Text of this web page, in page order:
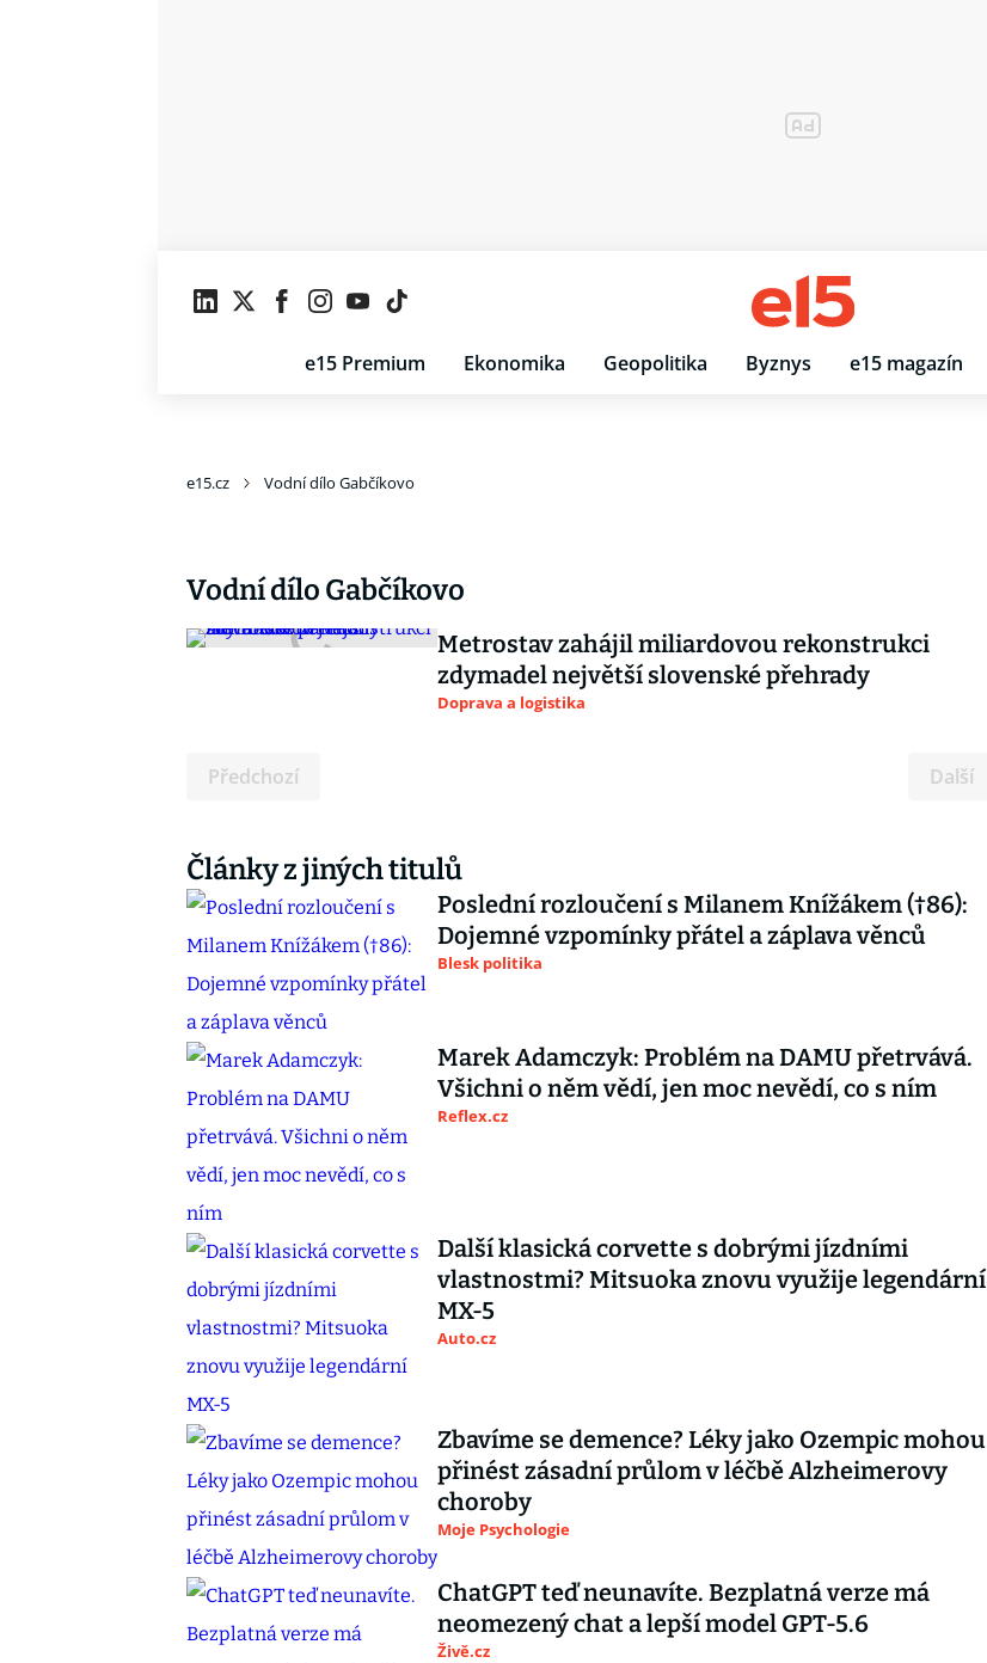
e15 Premium Ekonomika Geopolitika Byznys e15 magazín
e15.cz Vodní dílo Gabčíkovo
Vodní dílo Gabčíkovo
Metrostav zahájil miliardovou rekonstrukci
zdymadel největší slovenské přehrady
Doprava a logistika
Předchozí Další
Články z jiných titulů
Poslední rozloučení s Milanem Knížákem (†86):
Dojemné vzpomínky přátel a záplava věnců
Blesk politika
Marek Adamczyk: Problém na DAMU přetrvává.
Všichni o něm vědí, jen moc nevědí, co s ním
Reflex.cz
Další klasická corvette s dobrými jízdními
vlastnostmi? Mitsuoka znovu využije legendární
MX-5
Auto.cz
Zbavíme se demence? Léky jako Ozempic mohou
přinést zásadní průlom v léčbě Alzheimerovy
choroby
Moje Psychologie
ChatGPT teď neunavíte. Bezplatná verze má
neomezený chat a lepší model GPT-5.6
Živě.cz